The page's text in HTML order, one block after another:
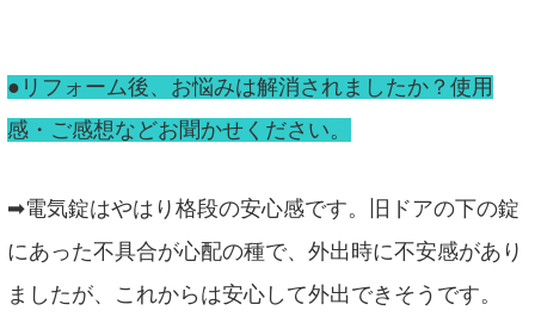
●リフォーム後、お悩みは解消されましたか？使用
感・ご感想などお聞かせください。
➡電気錠はやはり格段の安心感です。旧ドアの下の錠
にあった不具合が心配の種で、外出時に不安感があり
ましたが、これからは安心して外出できそうです。